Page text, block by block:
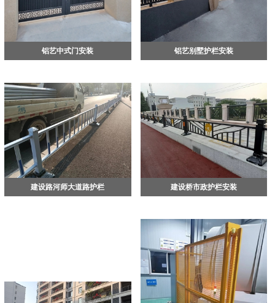
展，期待与您的合作。
铝艺中式门安装 铝艺别墅护栏安装
建设路河师大道路护栏 建设桥市政护栏安装